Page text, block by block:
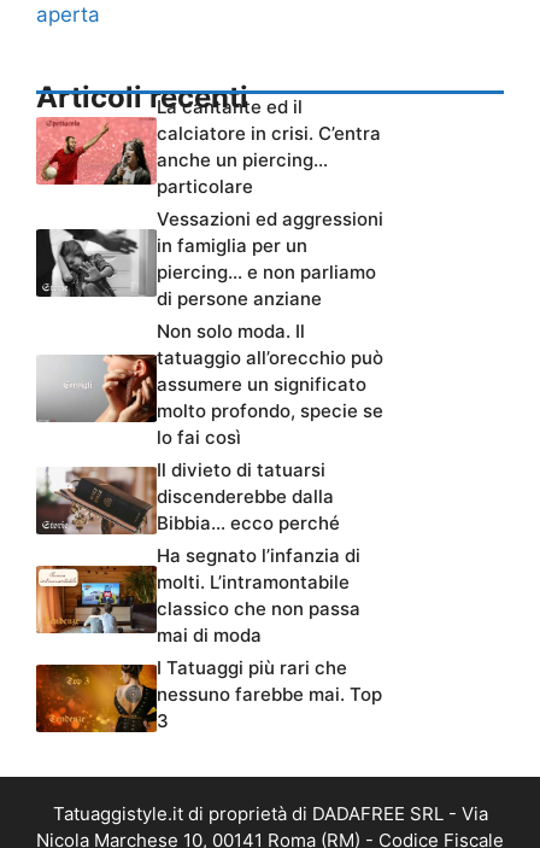
aperta
Articoli recenti
La cantante ed il
calciatore in crisi. C’entra
anche un piercing…
particolare
Vessazioni ed aggressioni
in famiglia per un
piercing… e non parliamo
di persone anziane
Non solo moda. Il
tatuaggio all’orecchio può
assumere un significato
molto profondo, specie se
lo fai così
Il divieto di tatuarsi
discenderebbe dalla
Bibbia… ecco perché
Ha segnato l’infanzia di
molti. L’intramontabile
classico che non passa
mai di moda
I Tatuaggi più rari che
nessuno farebbe mai. Top
3
Tatuaggistyle.it di proprietà di DADAFREE SRL - Via
Nicola Marchese 10, 00141 Roma (RM) - Codice Fiscale